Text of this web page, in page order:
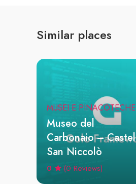
Similar places
MUSEI E PINACOTECHE
Museo del
Carbonaio – Castel
San Niccolò
0 (0 Reviews)